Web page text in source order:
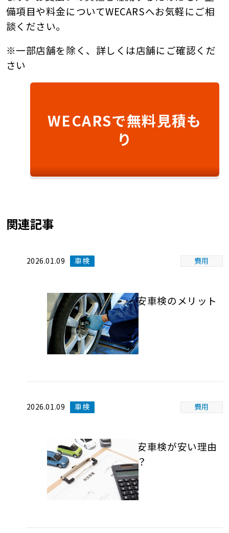
備項目や料金についてWECARSへお気軽にご相
談ください。
※一部店舗を除く、詳しくは店舗にご確認くだ
さい
WECARSで無料見積も
り
関連記事
2026.01.09 車検 費用
格安車検のメリット
2026.01.09 車検 費用
格安車検が安い理由
は？